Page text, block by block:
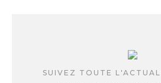
SUIVEZ TOUTE